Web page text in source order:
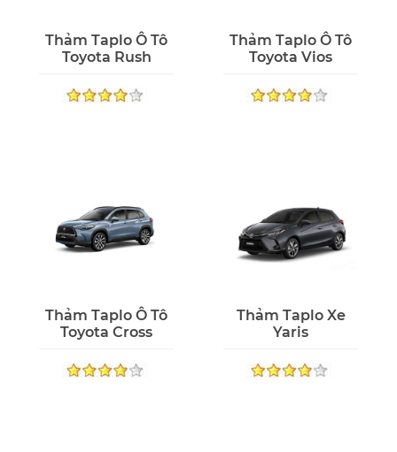
Thảm Taplo Ô Tô
Toyota Rush
Thảm Taplo Ô Tô
Toyota Vios
Thảm Taplo Ô Tô
Toyota Cross
Thảm Taplo Xe
Yaris